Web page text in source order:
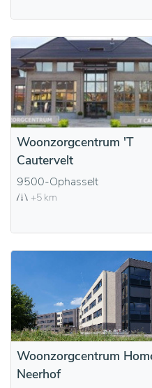
Woonzorgcentrum 'T
Cautervelt
9500-Ophasselt
+5 km
Woonzorgcentrum
Neerhof